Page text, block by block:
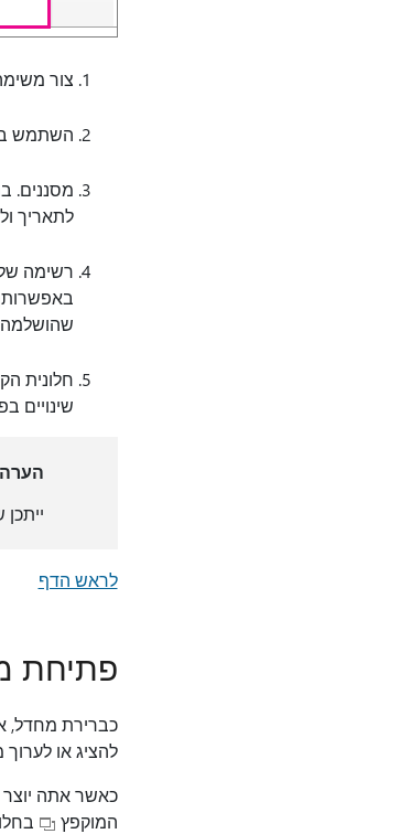
צור
השתמש
מסננים.
לתאריך
רשימה של
שהושלמה
חלונית
שינויים
הערה
לראש הדף
פתיחת
כברירת מחדל,
להציג או
כאשר אתה
המוקפץ